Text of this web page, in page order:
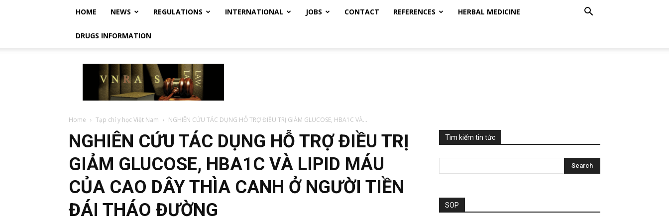
HOME NEWS REGULATIONS INTERNATIONAL JOBS CONTACT REFERENCES HERBAL MEDICINE
DRUGS INFORMATION
Vietnam
Regulatory
Affairs
Society
Luật
Việt
Nam
Home Tạp chí y học Việt Nam NGHIÊN CỨU TÁC DỤNG HỖ TRỢ ĐIỀU TRỊ GIẢM GLUCOSE, HBA1C VÀ...
NGHIÊN CỨU TÁC DỤNG HỖ TRỢ ĐIỀU TRỊ
GIẢM GLUCOSE, HBA1C VÀ LIPID MÁU
CỦA CAO DÂY THÌA CANH Ở NGƯỜI TIỀN
ĐÁI THÁO ĐƯỜNG
Tìm kiếm tin tức
SOP